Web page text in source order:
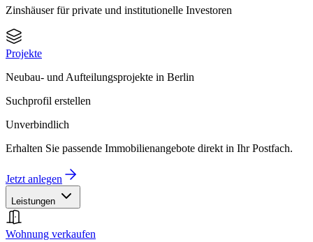
Zinshäuser für private und institutionelle Investoren
Projekte
Neubau- und Aufteilungsprojekte in Berlin
Suchprofil erstellen
Unverbindlich
Erhalten Sie passende Immobilienangebote direkt in Ihr Postfach.
Jetzt anlegen
Leistungen
Wohnung verkaufen